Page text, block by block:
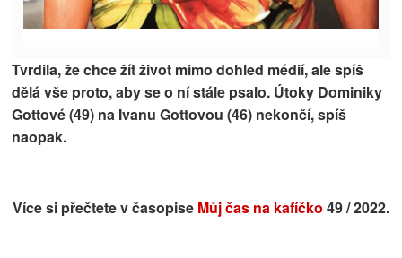
Tvrdila, že chce žít život mimo dohled médií, ale spíš
dělá vše proto, aby se o ní stále psalo. Útoky Dominiky
Gottové (49) na Ivanu Gottovou (46) nekončí, spíš
naopak.
Více si přečtete v časopise Můj čas na kafíčko 49 / 2022.